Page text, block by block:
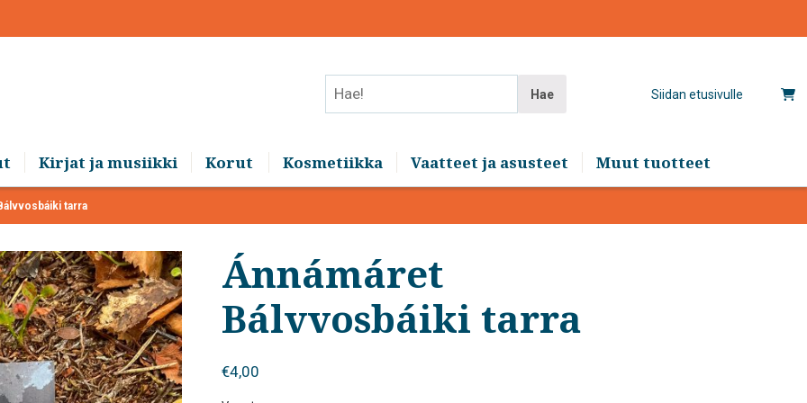
Siidan etusivulle
Hae
Kirjat ja musiikki Korut Kosmetiikka Vaatteet ja asusteet Muut tuotteet
tarra
Ánnámáret
Bálvvosbáiki tarra
€4,00